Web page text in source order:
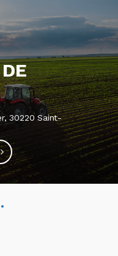
30220 Saint-